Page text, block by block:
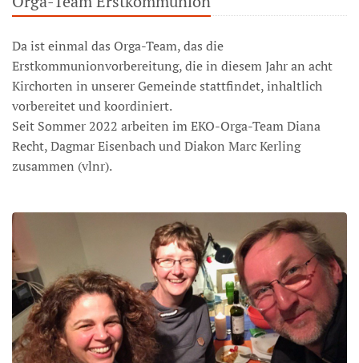
Da ist einmal das Orga-Team, das die
Erstkommunionvorbereitung, die in diesem Jahr an acht
Kirchorten in unserer Gemeinde stattfindet, inhaltlich
vorbereitet und koordiniert.
Seit Sommer 2022 arbeiten im EKO-Orga-Team Diana
Recht, Dagmar Eisenbach und Diakon Marc Kerling
zusammen (vlnr).